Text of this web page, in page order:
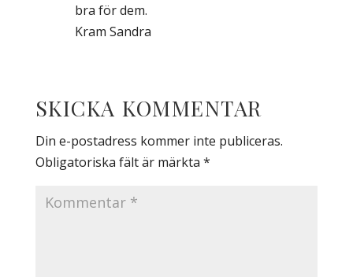
bra för dem.
Kram Sandra
SKICKA KOMMENTAR
Din e-postadress kommer inte publiceras.
Obligatoriska fält är märkta *